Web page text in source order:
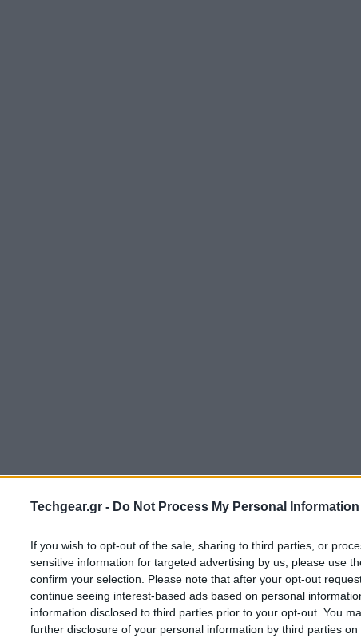
Techgear.gr - Do Not Process My Personal Information
If you wish to opt-out of the sale, sharing to third parties, or
sensitive information for targeted advertising by us, please use
confirm your selection. Please note that after your opt-out
continue seeing interest-based ads based on personal
information disclosed to third parties prior to your opt-out. You
further disclosure of your personal information by third parties on